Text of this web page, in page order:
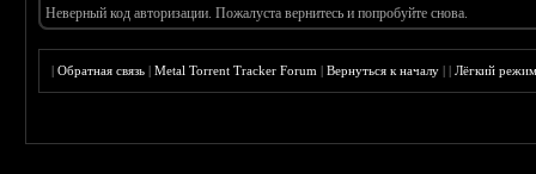
Неверный код авторизации. Пожалуста вернитесь и попробуйте снова.
|Обратная связь |Metal Torrent Tracker Forum |Вернуться к началу ||Лёгкий